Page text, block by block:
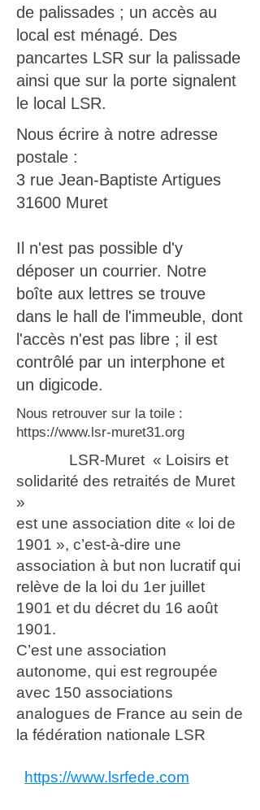
de palissades ; un accès au
local est ménagé. Des
pancartes LSR sur la palissade
ainsi que sur la porte signalent
le local LSR.
Nous écrire à notre adresse
postale :
3 rue Jean-Baptiste Artigues
31600 Muret
Il n'est pas possible d'y
déposer un courrier. Notre
boîte aux lettres se trouve
dans le hall de l'immeuble, dont
l'accès n'est pas libre ; il est
contrôlé par un interphone et
un digicode.
Nous retrouver sur la toile :
https://www.lsr-muret31.org
LSR-Muret « Loisirs et
solidarité des retraités de Muret
»
est une association dite « loi de
1901 », c’est-à-dire une
association à but non lucratif qui
relève de la loi du 1er juillet
1901 et du décret du 16 août
1901.
C’est une association
autonome, qui est regroupée
avec 150 associations
analogues de France au sein de
la fédération nationale LSR
https://www.lsrfede.com